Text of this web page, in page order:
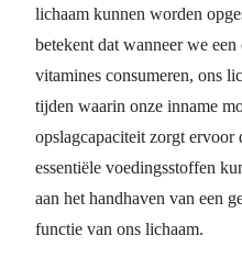
lichaam kunnen worden
betekent dat wanneer we
vitamines consumeren, ons
tijden waarin onze inname
opslagcapaciteit zorgt ervoor
essentiële voedingsstoffen
aan het handhaven van een
functie van ons lichaam.